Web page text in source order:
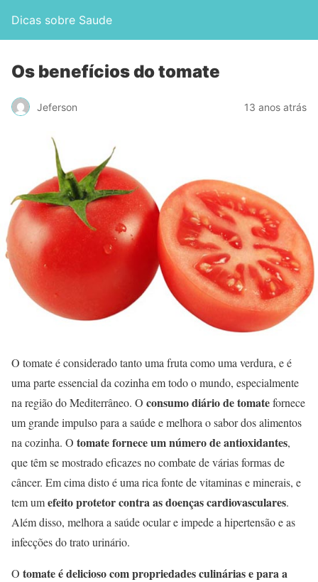
Dicas sobre Saude
Os benefícios do tomate
Jeferson 13 anos atrás
O tomate é considerado tanto uma fruta como uma verdura, e é
uma parte essencial da cozinha em todo o mundo, especialmente
na região do Mediterrâneo. O consumo diário de tomatefornece
um grande impulso para a saúde e melhora o sabor dos alimentos
na cozinha. O tomate fornece um número de antioxidantes,
que têm se mostrado eficazes no combate de várias formas de
câncer. Em cima disto é uma rica fonte de vitaminas e minerais, e
tem umefeito protetor contra as doenças cardiovasculares.
Além disso, melhora a saúde ocular e impede a hipertensão e as
infecções do trato urinário.
O tomate é delicioso com propriedades culinárias e para a